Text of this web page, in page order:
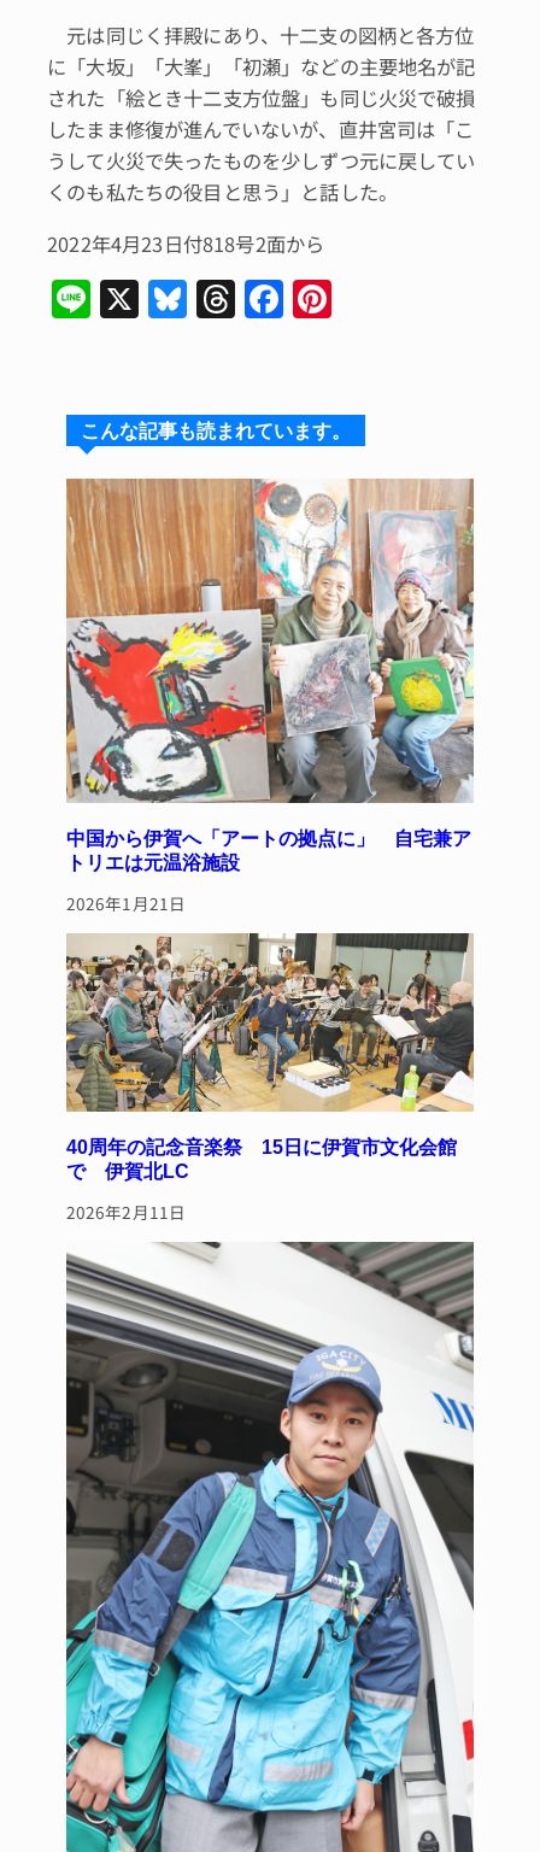
元は同じく拝殿にあり、十二支の図柄と各方位
に「大坂」「大峯」「初瀬」などの主要地名が記
された「絵とき十二支方位盤」も同じ火災で破損
したまま修復が進んでいないが、直井宮司は「こ
うして火災で失ったものを少しずつ元に戻してい
くのも私たちの役目と思う」と話した。
2022年4月23日付818号2面から
Li X Bl
s
k
y
T
a
d
s
F
e
b
o
o
k
re
st
こんな記事も読まれています。
中国から伊賀へ「アートの拠点に」 自宅兼ア
トリエは元温浴施設
2026年1月21日
40周年の記念音楽祭 15日に伊賀市文化会館
で 伊賀北LC
2026年2月11日